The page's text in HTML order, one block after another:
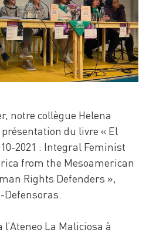
notre collègue Helena
du livre « El
2021 : Integral Feminist
from the Mesoamerican
Rights Defenders »,
Defensoras.
l’Ateneo La Maliciosa à